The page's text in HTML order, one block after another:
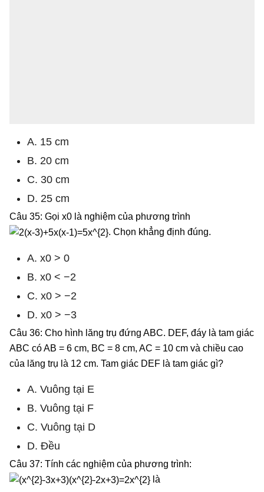
A. 15 cm
B. 20 cm
C. 30 cm
D. 25 cm
Câu 35: Gọi x0 là nghiệm của phương trình
. Chọn khẳng định đúng.
A. x0 > 0
B. x0 < −2
C. x0 > −2
D. x0 > −3
Câu 36: Cho hình lăng trụ đứng ABC. DEF, đáy là tam giác
ABC có AB = 6 cm, BC = 8 cm, AC = 10 cm và chiều cao
của lăng trụ là 12 cm. Tam giác DEF là tam giác gì?
A. Vuông tại E
B. Vuông tại F
C. Vuông tại D
D. Đều
Câu 37: Tính các nghiệm của phương trình:
là